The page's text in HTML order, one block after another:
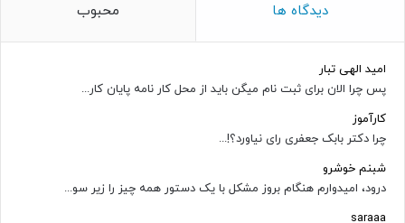
دیدگاه ها محبوب
امید الهی تبار
پس چرا الان برای ثبت نام میگن باید از محل کار نامه پایان کار...
کارآموز
چرا دکتر بابک جعفری رای نیاورد؟!...
شبنم خوشرو
درود، امیدوارم هنگام بروز مشکل با یک دستور همه چیز را زیر سو...
saraaa